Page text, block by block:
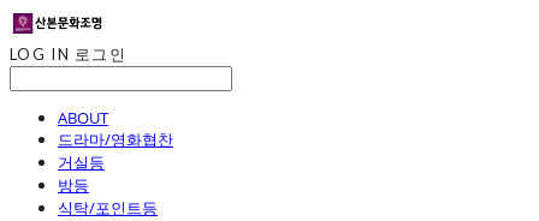
LOG IN 로그인
ABOUT
드라마/영화협찬
거실등
방등
식탁/포인트등